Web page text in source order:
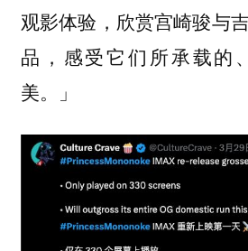
观影体验，欣赏宫崎骏与
品，感受它们所承载的
美。
」